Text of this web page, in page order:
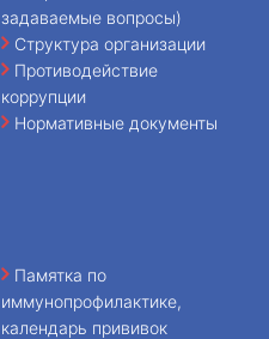
задаваемые вопросы)
Структура организации
Противодействие
коррупции
Нормативные документы
Памятка по
иммунопрофилактике,
календарь прививок